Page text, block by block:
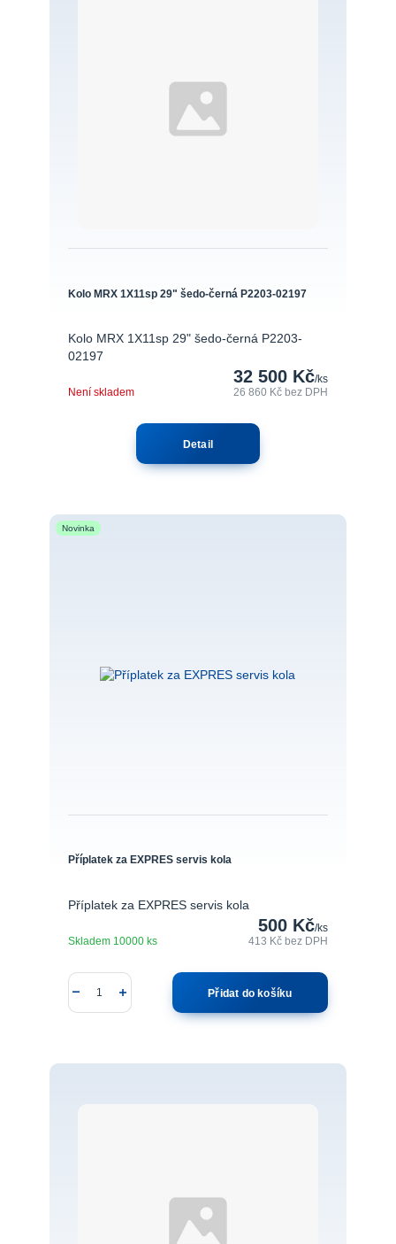
Kolo MRX 1X11sp 29" šedo-černá P2203-02197
Kolo MRX 1X11sp 29" šedo-černá P2203-
02197
32 500 Kč/ks
26 860 Kč bez DPH
Není skladem
Detail
Novinka
Příplatek za EXPRES servis kola
Příplatek za EXPRES servis kola
500 Kč/ks
413 Kčbez DPH
Skladem 10000 ks
Přidat do košíku